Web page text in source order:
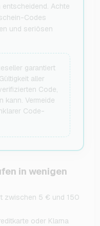
Achte
Codes
und seriösen
garantiert
aller
Code,
kann. Vermeide
Code-
in wenigen
zwischen 5 € und 150
oder Klarna